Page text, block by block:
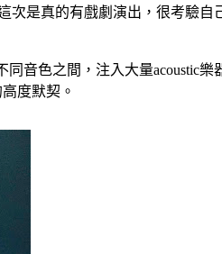
次是真的有戲劇演出，很考驗自
音色之間，注入大量acoustic樂
度默契。